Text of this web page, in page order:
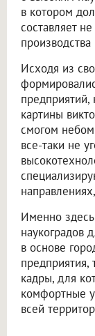
в котором
составляет
Исходя из
предприятий,
картины
смогом
все-таки не
Именно
наукоградов
в основе
кадры, для
комфортные
всей